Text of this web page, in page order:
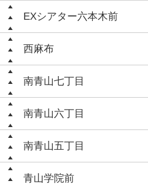
EXシアター六本木前
西麻布
南青山七丁目
南青山六丁目
南青山五丁目
青山学院前